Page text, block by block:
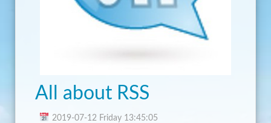
All about RSS
2019-07-12 Friday 13:45:05